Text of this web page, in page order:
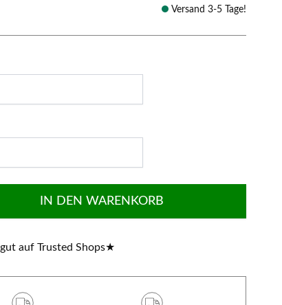
Versand 3-5 Tage!
IN DEN WARENKORB
auf Trusted Shops★